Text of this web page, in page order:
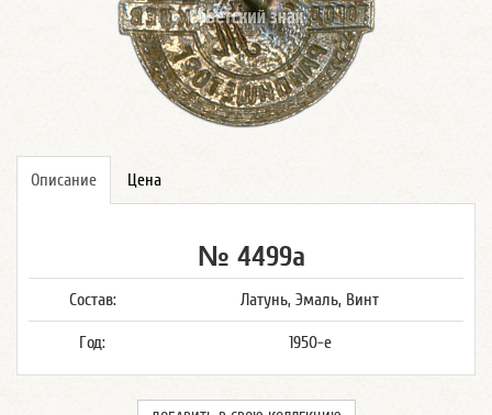
Описание Цена
№ 4499а
Состав: Латунь, Эмаль, Винт
Год: 1950-е